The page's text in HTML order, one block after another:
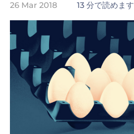
26 Mar 2018 13 分で読めます